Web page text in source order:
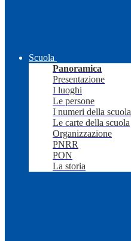
Scuola
Panoramica
Presentazione
I luoghi
Le persone
I numeri della scuola
Le carte della scuola
Organizzazione
PNRR
PON
La storia